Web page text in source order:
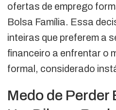
ofertas de emprego
Bolsa Família. Essa
inteiras que preferem a
financeiro a enfrentar o
formal, considerado
Medo de Perder